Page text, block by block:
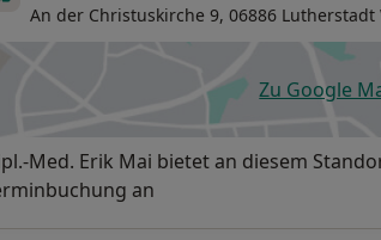
An der Christuskirche 9, 06886 Lutherstadt
Zu Google
Med. Erik Mai bietet an diesem
an